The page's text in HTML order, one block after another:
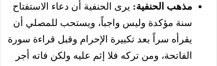
مذهب الحنفية: يرى الحنفية أن دعاء الاستفتاح
سنة مؤكدة وليس واجباً، ويستحب للمصلي أن
يقرأه سراً بعد تكبيرة الإحرام وقبل قراءة سورة
الفاتحة، ومن تركه فلا إثم عليه ولكن فاته أجر